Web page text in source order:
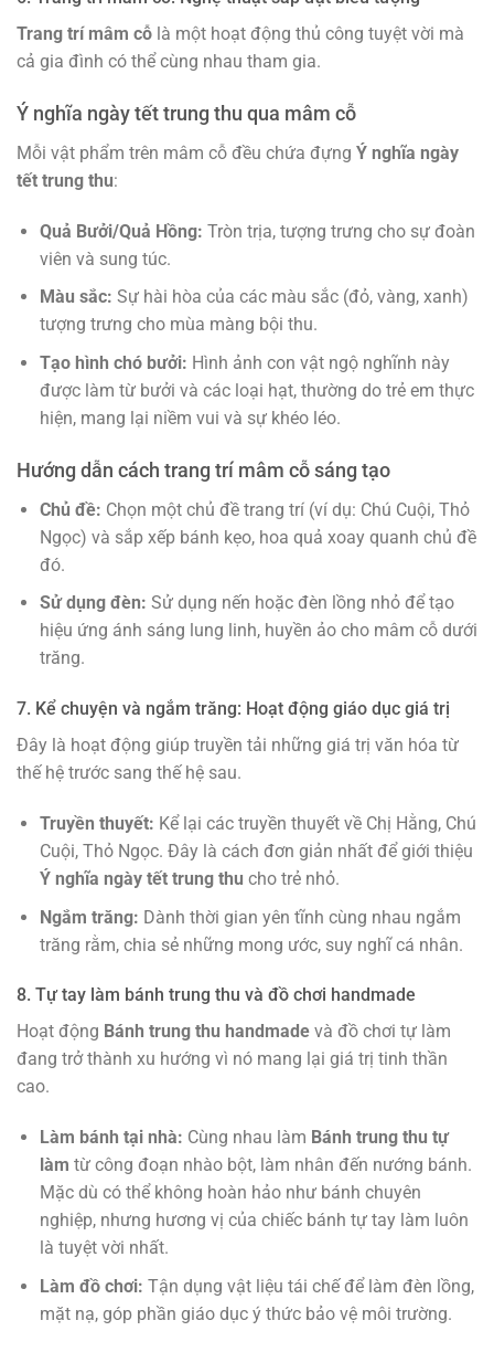
Trang trí mâm cỗ là một hoạt động thủ công tuyệt vời mà
cả gia đình có thể cùng nhau tham gia.
Ý nghĩa ngày tết trung thu qua mâm cỗ
Mỗi vật phẩm trên mâm cỗ đều chứa đựng Ý nghĩa ngày
tết trung thu:
Quả Bưởi/Quả Hồng: Tròn trịa, tượng trưng cho sự đoàn
viên và sung túc.
Màu sắc: Sự hài hòa của các màu sắc (đỏ, vàng, xanh)
tượng trưng cho mùa màng bội thu.
Tạo hình chó bưởi: Hình ảnh con vật ngộ nghĩnh này
được làm từ bưởi và các loại hạt, thường do trẻ em thực
hiện, mang lại niềm vui và sự khéo léo.
Hướng dẫn cách trang trí mâm cỗ sáng tạo
Chủ đề: Chọn một chủ đề trang trí (ví dụ: Chú Cuội, Thỏ
Ngọc) và sắp xếp bánh kẹo, hoa quả xoay quanh chủ đề
đó.
Sử dụng đèn: Sử dụng nến hoặc đèn lồng nhỏ để tạo
hiệu ứng ánh sáng lung linh, huyền ảo cho mâm cỗ dưới
trăng.
7. Kể chuyện và ngắm trăng: Hoạt động giáo dục giá trị
Đây là hoạt động giúp truyền tải những giá trị văn hóa từ
thế hệ trước sang thế hệ sau.
Truyền thuyết: Kể lại các truyền thuyết về Chị Hằng, Chú
Cuội, Thỏ Ngọc. Đây là cách đơn giản nhất để giới thiệu
Ý nghĩa ngày tết trung thu cho trẻ nhỏ.
Ngắm trăng: Dành thời gian yên tĩnh cùng nhau ngắm
trăng rằm, chia sẻ những mong ước, suy nghĩ cá nhân.
8. Tự tay làm bánh trung thu và đồ chơi handmade
Hoạt động Bánh trung thu handmade và đồ chơi tự làm
đang trở thành xu hướng vì nó mang lại giá trị tinh thần
cao.
Làm bánh tại nhà: Cùng nhau làm Bánh trung thu tự
làm từ công đoạn nhào bột, làm nhân đến nướng bánh.
Mặc dù có thể không hoàn hảo như bánh chuyên
nghiệp, nhưng hương vị của chiếc bánh tự tay làm luôn
là tuyệt vời nhất.
Làm đồ chơi: Tận dụng vật liệu tái chế để làm đèn lồng,
mặt nạ, góp phần giáo dục ý thức bảo vệ môi trường.